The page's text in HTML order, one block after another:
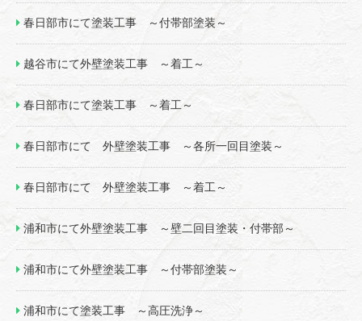
春日部市にて塗装工事 ～付帯部塗装～
越谷市にて外壁塗装工事 ～着工～
春日部市にて塗装工事 ～着工～
春日部市にて 外壁塗装工事 ～各所一回目塗装～
春日部市にて 外壁塗装工事 ～着工～
浦和市にて外壁塗装工事 ～壁二回目塗装・付帯部～
浦和市にて外壁塗装工事 ～付帯部塗装～
浦和市にて塗装工事 ～高圧洗浄～